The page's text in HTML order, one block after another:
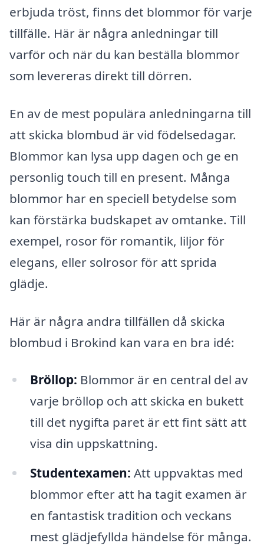
erbjuda tröst, finns det blommor för varje
tillfälle. Här är några anledningar till
varför och när du kan beställa blommor
som levereras direkt till dörren.
En av de mest populära anledningarna till
att skicka blombud är vid födelsedagar.
Blommor kan lysa upp dagen och ge en
personlig touch till en present. Många
blommor har en speciell betydelse som
kan förstärka budskapet av omtanke. Till
exempel, rosor för romantik, liljor för
elegans, eller solrosor för att sprida
glädje.
Här är några andra tillfällen då skicka
blombud i Brokind kan vara en bra idé:
Bröllop: Blommor är en central del av
varje bröllop och att skicka en bukett
till det nygifta paret är ett fint sätt att
visa din uppskattning.
Studentexamen: Att uppvaktas med
blommor efter att ha tagit examen är
en fantastisk tradition och veckans
mest glädjefyllda händelse för många.